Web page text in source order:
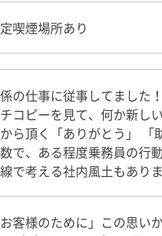
喫煙場所あり
の仕事に従事してました
コピーを見て、何か新し
ら頂く「ありがとう」
で、ある程度乗務員の行
で考える社内風土もあり
お客様のために」この思い